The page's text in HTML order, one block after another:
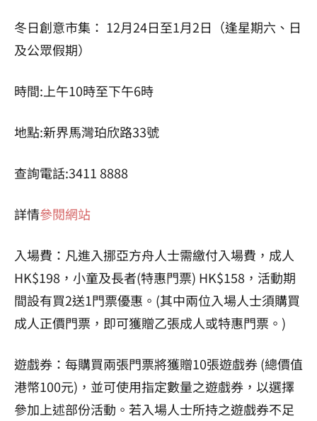
冬日創意市集： 12月24日至1月2日（逢星期六、日
及公眾假期）
時間:上午10時至下午6時
地點:新界馬灣珀欣路33號
查詢電話:3411 8888
詳情參閱網站
入場費 ： 凡進入挪亞方舟人士需繳付入場費，成人
HK$198 ，小童及長者(特惠門票) HK$158 ，活動期
間設有買2送1門票優惠。 (其中兩位入場人士須購買
成人正價門票，即可獲贈乙張成人或特惠門票。 )
遊戲券：每購買兩張門票將獲贈10張遊戲券(總價值
港幣100元) ，並可使用指定數量之遊戲券，以選擇
參加上述部份活動。若入場人士所持之遊戲券不足